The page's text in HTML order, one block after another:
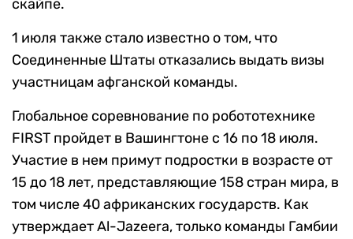
скайпе.
1 июля также стало известно о том, что
Соединенные Штаты отказались выдать визы
участницам афганской команды.
Глобальное соревнование по робототехнике
FIRST пройдет в Вашингтоне с 16 по 18 июля.
Участие в нем примут подростки в возрасте от
15 до 18 лет, представляющие 158 стран мира, в
том числе 40 африканских государств. Как
утверждает Al-Jazeera, только команды Гамбии